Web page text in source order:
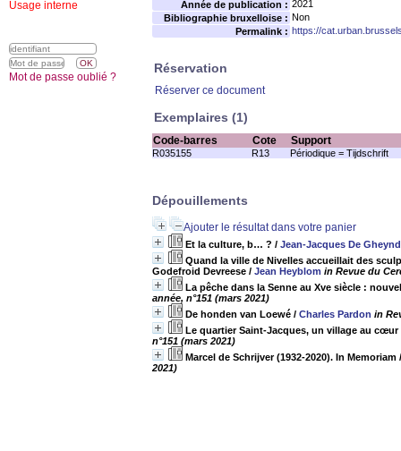
Année de publication : 2021
Bibliographie bruxelloise : Non
Permalink : https://
Réservation
Réserver ce document
Exemplaires (1)
Code-barres Cote Support
R035155 R13 Périodique = Tijdschrift
Dépouillements
Ajouter le résultat dans votre panier
Et la culture, b… ? / Jean-Jacques De
Quand la ville de Nivelles accueillait des
Godefroid Devreese / Jean Heyblom in Revue du
La pêche dans la Senne au Xve siècle :
année, n°151 (mars 2021)
De honden van Loewé / Charles Pardon in
Le quartier Saint-Jacques, un village au cœur
n°151 (mars 2021)
Marcel de Schrijver (1932-2020). In Memoriam
2021)
Usage interne
Mot de passe oublié ?